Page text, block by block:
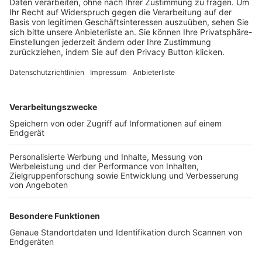
Trainerbörse
Login SpielPlus
FOLGE DEM BFV
TOP-VEREINE
TOP-PARTNER